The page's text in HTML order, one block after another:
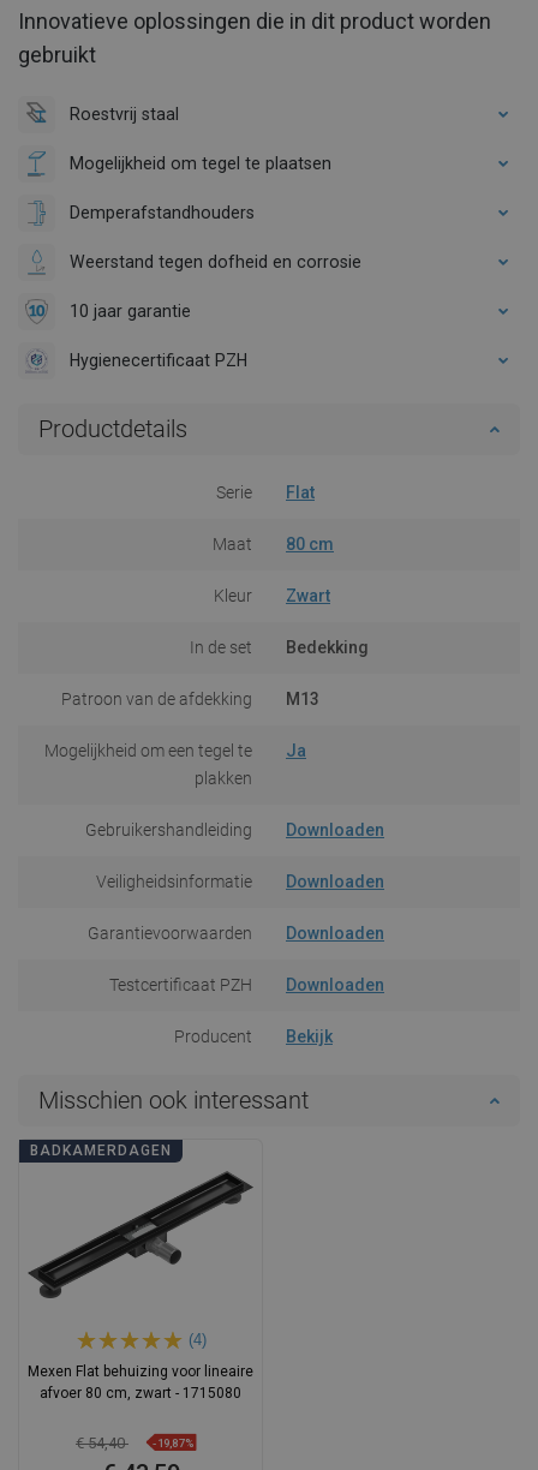
Innovatieve oplossingen die in dit product worden
gebruikt
Roestvrij staal
Mogelijkheid om tegel te plaatsen
Demperafstandhouders
Weerstand tegen dofheid en corrosie
10 jaar garantie
Hygienecertificaat PZH
Productdetails
Serie Flat
Maat 80 cm
Kleur Zwart
In de set Bedekking
Patroon van de afdekking M13
Mogelijkheid om een tegel te
plakken
Ja
Gebruikershandleiding Downloaden
Veiligheidsinformatie Downloaden
Garantievoorwaarden Downloaden
Testcertificaat PZH Downloaden
Producent Bekijk
Misschien ook interessant
BADKAMERDAGEN
(4)
Mexen Flat behuizing voor lineaire
afvoer 80 cm, zwart - 1715080
€ 54,40 -19,87%